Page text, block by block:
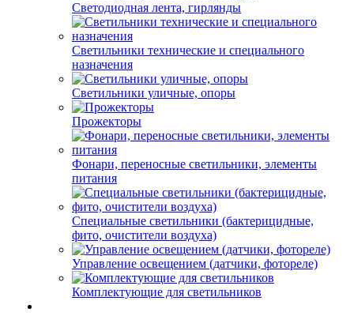
Светодиодная лента, гирлянды
Светильники технические и специального
назначения
Светильники уличные, опоры
Прожекторы
Фонари, переносные светильники, элементы
питания
Специальные светильники (бактерицидные,
фито, очистители воздуха)
Управление освещением (датчики, фотореле)
Комплектующие для светильников